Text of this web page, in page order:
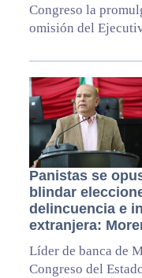
Congreso la
omisión del
Panistas se
blindar
delincuencia e
extranjera:
Líder de banca de
Congreso del